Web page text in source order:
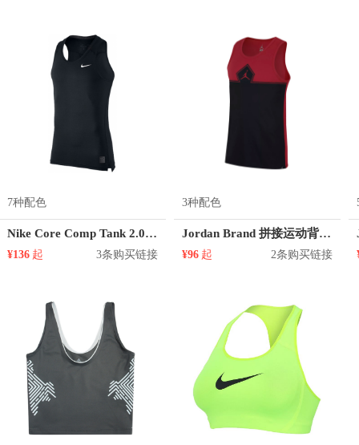
7种配色
Nike Core Comp Tank 2.0 健身排汗紧身训练针织印花圆领无袖背心 634872
¥136 起 3条购买链接
3种配色
Jordan Brand 拼接运动背心 男女同款 888381
¥96 起 2条购买链接